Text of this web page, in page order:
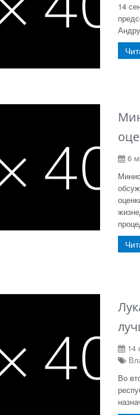
14
6
14
Во